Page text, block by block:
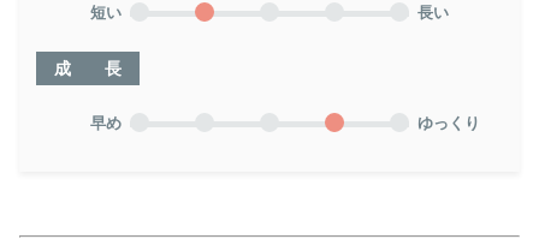
短い 長い
成 長
早め ゆっくり